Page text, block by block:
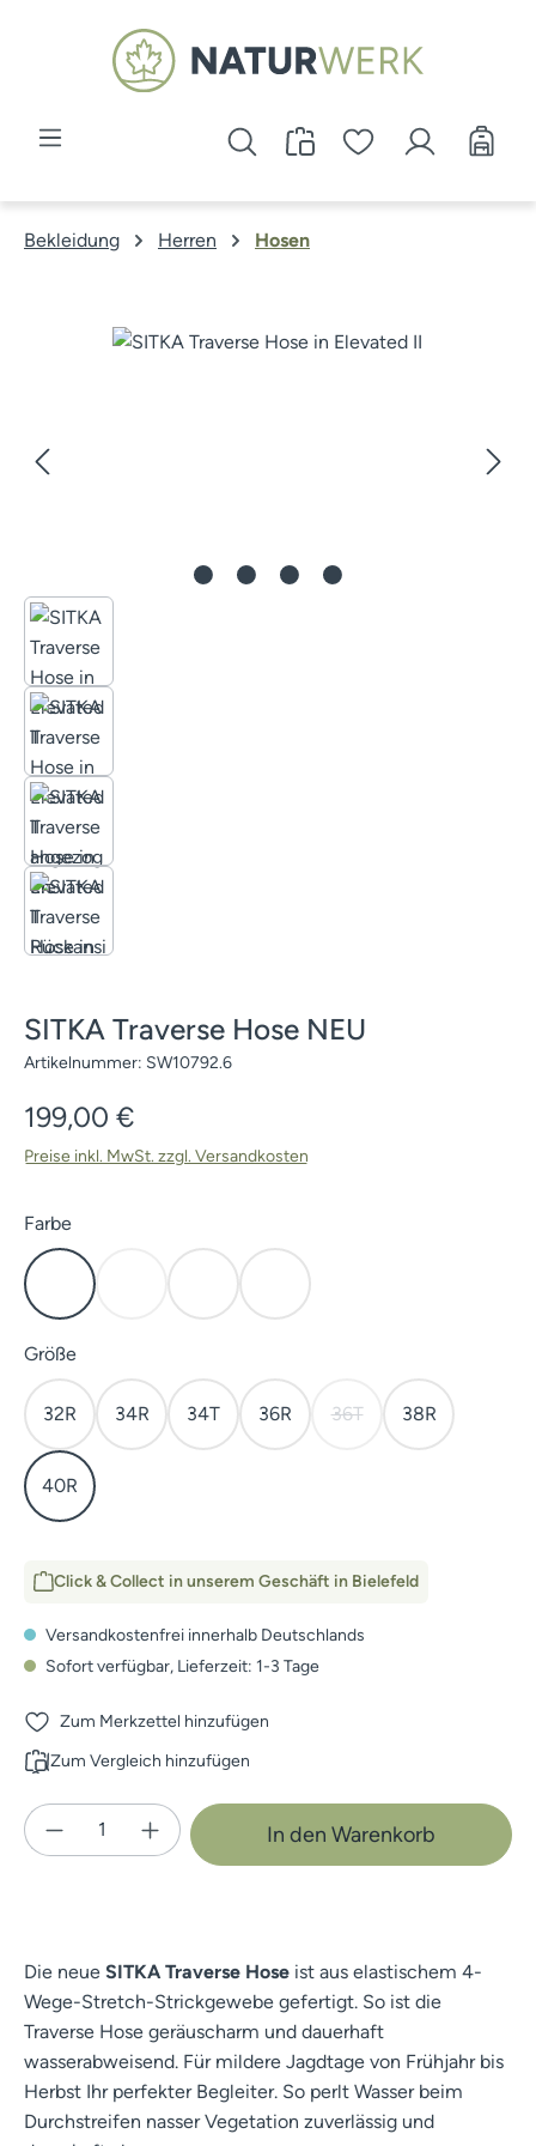
Zum Hauptinhalt springen
Bekleidung Herren Hosen
Bildergalerie überspringen
SITKA Traverse Hose NEU
Artikelnummer: SW10792.6
Regulärer Preis:
199,00 €
Preise inkl. MwSt. zzgl. Versandkosten
Farbeauswählen
Elevated II Subalpine
(Diese Option ist zurzeit nicht verfügbar.)
Waterfowl MarshWaterfowl Timber
Größeauswählen
32R 34R 34T 36R 36T
(Diese Option ist zurzeit
38R
40R
Click & Collect in unserem Geschäft in Bielefeld
Versandkostenfrei innerhalb Deutschlands
Sofort verfügbar, Lieferzeit: 1-3 Tage
Zum Merkzettel hinzufügen
Zum Vergleich hinzufügen
Produkt Anzahl: Gib den gewünschten
In den Warenkorb
Die neue SITKA Traverse Hose ist aus elastischem 4-
Wege-Stretch-Strickgewebe gefertigt. So ist die
Traverse Hose geräuscharm und dauerhaft
wasserabweisend. Für mildere Jagdtage von Frühjahr bis
Herbst Ihr perfekter Begleiter. So perlt Wasser beim
Durchstreifen nasser Vegetation zuverlässig und